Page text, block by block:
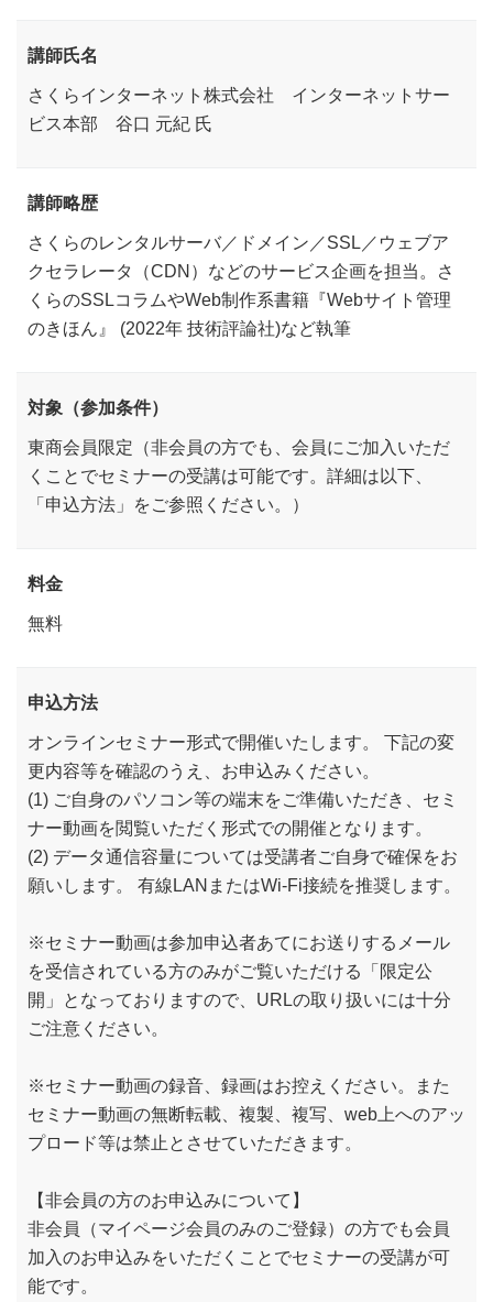
講師氏名
さくらインターネット株式会社 インターネットサー
ビス本部 谷口 元紀 氏
講師略歴
さくらのレンタルサーバ／ドメイン／SSL／ウェブア
クセラレータ（CDN）などのサービス企画を担当。さ
くらのSSLコラムやWeb制作系書籍『Webサイト管理
のきほん』 (2022年 技術評論社)など執筆
対象（参加条件）
東商会員限定（非会員の方でも、会員にご加入いただ
くことでセミナーの受講は可能です。詳細は以下、
「申込方法」をご参照ください。）
料金
無料
申込方法
オンラインセミナー形式で開催いたします。 下記の変
更内容等を確認のうえ、お申込みください。
(1) ご自身のパソコン等の端末をご準備いただき、セミ
ナー動画を閲覧いただく形式での開催となります。
(2) データ通信容量については受講者ご自身で確保をお
願いします。 有線LANまたはWi-Fi接続を推奨します。
※セミナー動画は参加申込者あてにお送りするメール
を受信されている方のみがご覧いただける「限定公
開」となっておりますので、URLの取り扱いには十分
ご注意ください。
※セミナー動画の録音、録画はお控えください。また
セミナー動画の無断転載、複製、複写、web上へのアッ
プロード等は禁止とさせていただきます。
【非会員の方のお申込みについて】
非会員（マイページ会員のみのご登録）の方でも会員
加入のお申込みをいただくことでセミナーの受講が可
能です。